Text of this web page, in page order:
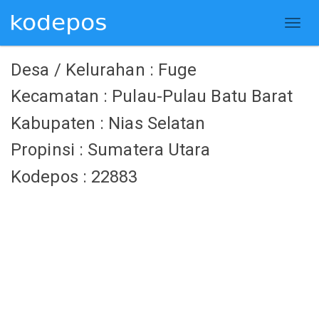
Desa / Kelurahan : Fuge
Kecamatan : Pulau-Pulau Batu Barat
Kabupaten : Nias Selatan
Propinsi : Sumatera Utara
Kodepos : 22883